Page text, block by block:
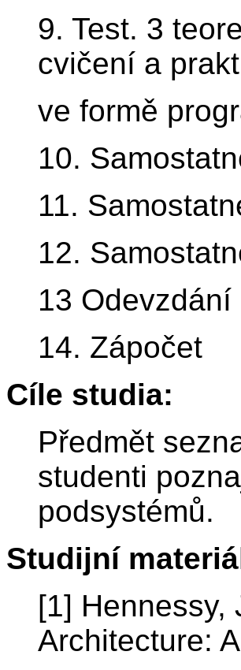
9. Test. 3
cvičení a
ve formě
10.
11.
12.
13
14. Zápočet
Cíle studia:
Předmět
studenti
podsystémů.
Studijní
[1] Hennessy,
Architecture: A